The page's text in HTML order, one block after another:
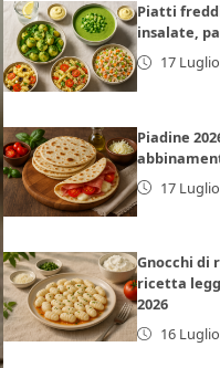
Piatti
insalate,
17
Piadine
17
Gnocchi di
ricetta
2026
16